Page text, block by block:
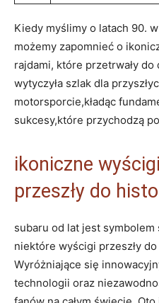
Kiedy myślimy o latach 90.
możemy zapomnieć o
rajdami, które przetrwały
wytyczyła szlak dla
motorsporcie,kładąc
sukcesy,które przychodzą
ikoniczne
przeszły do
subaru od lat jest
niektóre wyścigi przeszły
Wyróżniające się
technologii oraz